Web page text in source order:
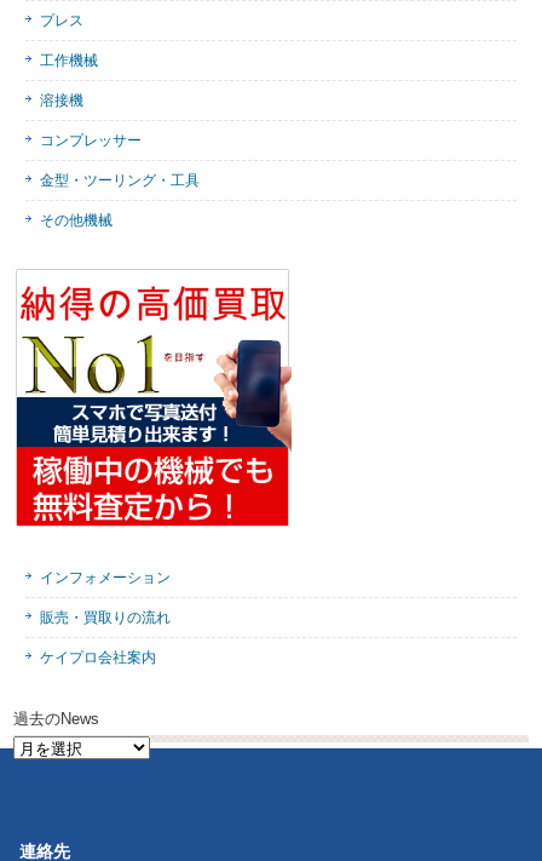
プレス
工作機械
溶接機
コンプレッサー
金型・ツーリング・工具
その他機械
インフォメーション
販売・買取りの流れ
ケイプロ会社案内
過去のNews
過
連絡先